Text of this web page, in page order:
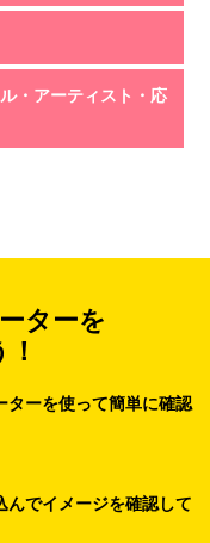
・アーティスト・応
ターを
ターを使って簡単に確認
んでイメージを確認して